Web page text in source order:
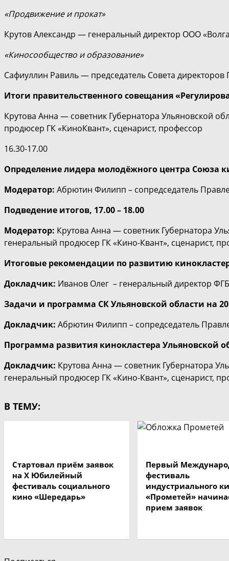
«Продвижение и прокат»
Крутов Александр — генеральный директор ООО
«Киносообщество и образование»
Сафиуллин Равиль — председатель Совета директоров
Итоги правительственного совещания
Крутова Анна — советник Губернатора Ульяновской
продюсер ГК «КиноКвант», сценарист, профессор
16.30-17.00
Определение лидера молодёжного центра Союза
Модератор: Абрютин Филипп – сопредседатель
Подведение итогов, 17.00 – 18.00
Модератор: Крутова Анна — советник Губернатора
генеральный продюсер ГК «Кино-Квант», сценарист,
Итоговые рекомендации по развитию
Докладчик: Иванов Олег – генеральный директор
Задачи и программа СК Ульяновской области на
Докладчик: Абрютин Филипп – сопредседатель
Программа развития кинокластера Ульяновской
Докладчик: Крутова Анна — советник Губернатора
генеральный продюсер ГК «Кино-Квант», сценарист,
В ТЕМУ:
Стартовал приём заявок
на X Юбилейный
фестиваль социального
кино «Шередарь»
Первый
фестиваль
индустриального
«Прометей»
прием заявок